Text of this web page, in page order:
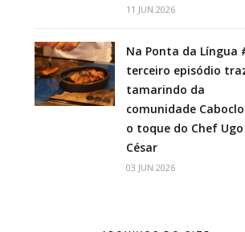
11 JUN 2026
Na Ponta da Língua
terceiro episódio
tamarindo da
comunidade
o toque do Chef Ugo
César
03 JUN 2026